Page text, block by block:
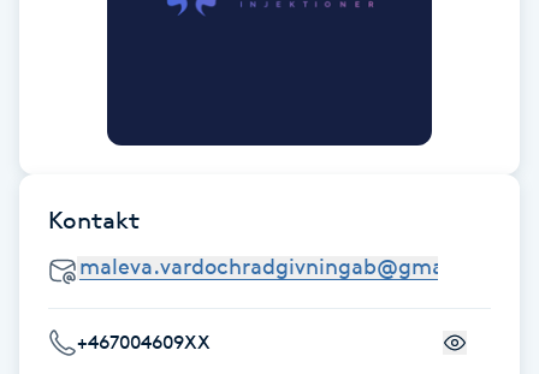
Dermapen
Diamantslipning
Enzympeeling
Kontakt
+467004609XX